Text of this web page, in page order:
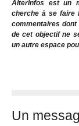
AlterInfos est un
cherche à se faire
commentaires
de cet objectif ne
un autre espace
Un